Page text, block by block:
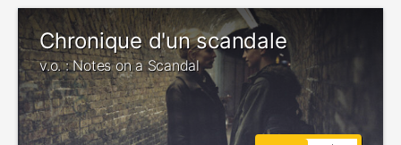
Chronique d'un scandale
v.o. : Notes on a Scandal